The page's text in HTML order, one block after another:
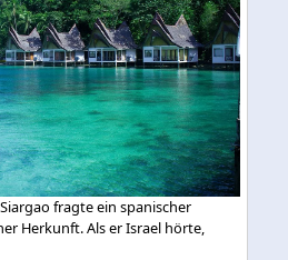
fragte ein spanischer
Herkunft. Als er Israel hörte,